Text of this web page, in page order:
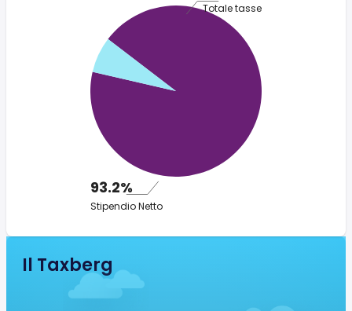
Totale tasse
93.2%
Stipendio Netto
Il Taxberg